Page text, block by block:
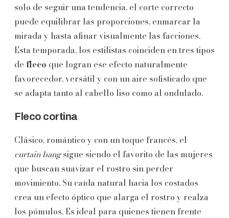
solo de seguir una tendencia, el corte correcto
puede equilibrar las proporciones, enmarcar la
mirada y hasta afinar visualmente las facciones.
Esta temporada, los estilistas coinciden en tres tipos
de fleco que logran ese efecto naturalmente
favorecedor, versátil y con un aire sofisticado que
se adapta tanto al cabello liso como al ondulado.
Fleco cortina
Clásico, romántico y con un toque francés, el
curtain bangsigue siendo el favorito de las mujeres
que buscan suavizar el rostro sin perder
movimiento. Su caída natural hacia los costados
crea un efecto óptico que alarga el rostro y realza
los pómulos. Es ideal para quienes tienen frente